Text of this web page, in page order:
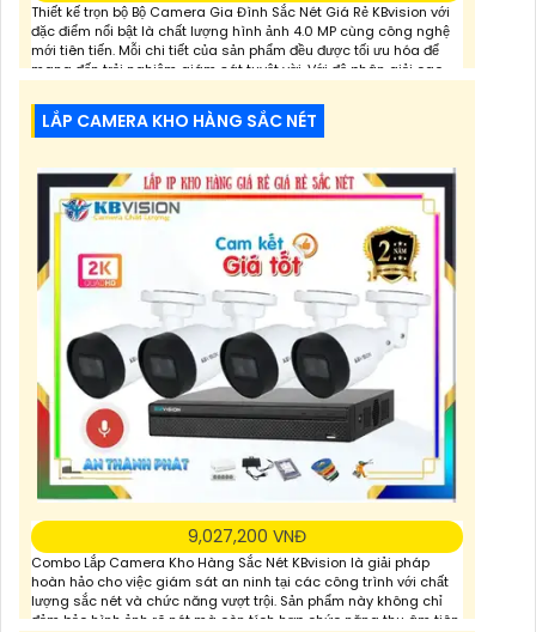
Thiết kế trọn bộ Bộ Camera Gia Đình Sắc Nét Giá Rẻ KBvision với
đặc điểm nổi bật là chất lượng hình ảnh 4.0 MP cùng công nghệ
mới tiên tiến. Mỗi chi tiết của sản phẩm đều được tối ưu hóa để
mang đến trải nghiệm giám sát tuyệt vời. Với độ phân giải cao,
LẮP CAMERA KHO HÀNG SẮC NÉT
9,027,200 VNĐ
Combo Lắp Camera Kho Hàng Sắc Nét KBvision là giải pháp
hoàn hảo cho việc giám sát an ninh tại các công trình với chất
lượng sắc nét và chức năng vượt trội. Sản phẩm này không chỉ
đảm bảo hình ảnh rõ nét mà còn tích hợp chức năng thu âm tiên